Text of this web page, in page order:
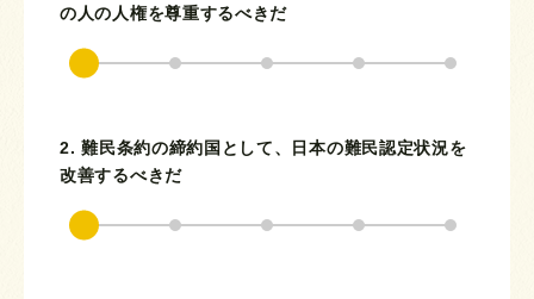
の人の人権を尊重するべきだ
2. 難民条約の締約国として、日本の難民認定状況を
改善するべきだ